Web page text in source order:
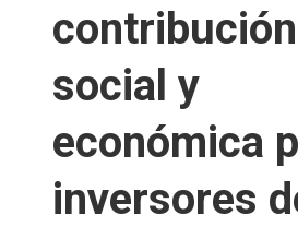
contribución
social y
económica
inversores